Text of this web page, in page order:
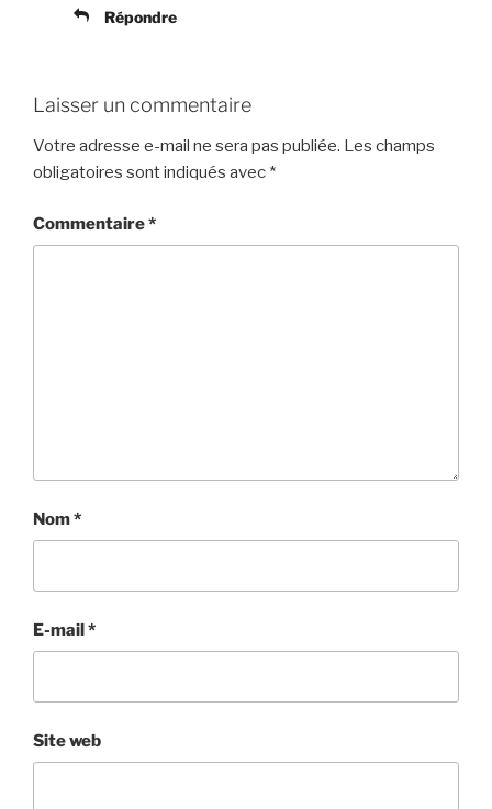
Répondre
Laisser un commentaire
Votre adresse e-mail ne sera pas publiée. Les champs
obligatoires sont indiqués avec *
Commentaire*
Nom*
E-mail*
Site web